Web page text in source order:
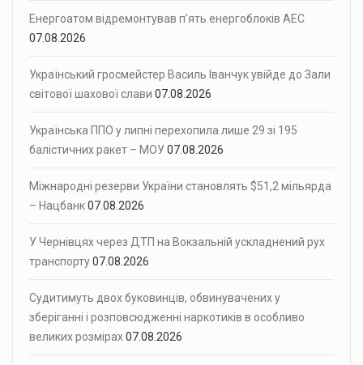
Енергоатом відремонтував п’ять енергоблоків АЕС
07.08.2026
Український гросмейстер Василь Іванчук увійде до Зали
світової шахової слави 07.08.2026
Українська ППО у липні перехопила лише 29 зі 195
балістичних ракет – МОУ07.08.2026
Міжнародні резерви України становлять $51,2 мільярда
– Нацбанк07.08.2026
У Чернівцях через ДТП на Вокзальній ускладнений рух
транспорту07.08.2026
Судитимуть двох буковинців, обвинувачених у
зберіганні і розповсюдженні наркотиків в особливо
великих розмірах07.08.2026